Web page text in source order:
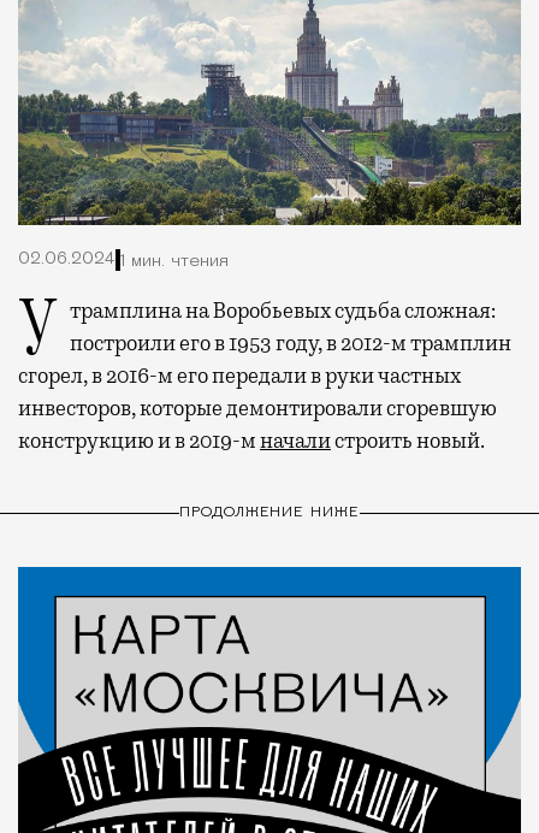
02.06.2024 1 мин. чтения
У трамплина на Воробьевых судьба сложная:
построили его в 1953 году, в 2012-м трамплин
сгорел, в 2016-м его передали в руки частных
инвесторов, которые демонтировали сгоревшую
конструкцию и в 2019-мначалистроить новый.
ПРОДОЛЖЕНИЕ НИЖЕ